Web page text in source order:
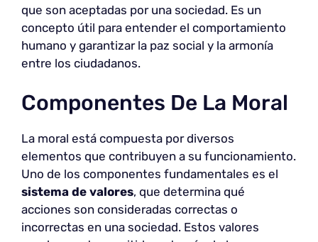
que son aceptadas por una sociedad. Es un
concepto útil para entender el comportamiento
humano y garantizar la paz social y la armonía
entre los ciudadanos.
Componentes De La Moral
La moral está compuesta por diversos
elementos que contribuyen a su funcionamiento.
Uno de los componentes fundamentales es el
sistema de valores, que determina qué
acciones son consideradas correctas o
incorrectas en una sociedad. Estos valores